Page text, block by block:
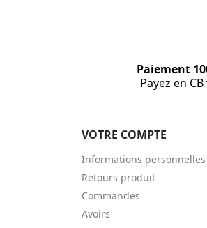
Paiement
Payez en
VOTRE COMPTE
Informations personnelles
Retours produit
Commandes
Avoirs